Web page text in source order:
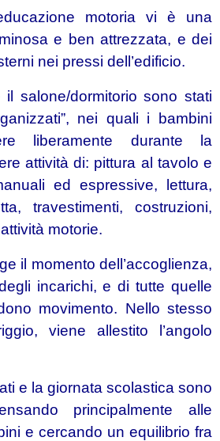
motoria vi è una
e ben attrezzata, e dei
nei pressi dell’edificio.
il salone/dormitorio sono stati
nei quali i bambini
liberamente durante la
attività di: pittura al tavolo e
ed espressive, lettura,
travestimenti, costruzioni,
motorie.
il momento dell’accoglienza,
incarichi, e di tutte quelle
movimento. Nello stesso
viene allestito l’angolo
e la giornata scolastica sono
principalmente alle
e cercando un equilibrio fra